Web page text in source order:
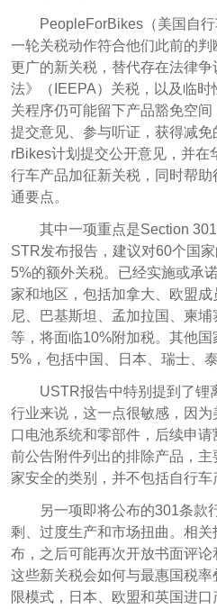
PeopleForBikes（美国自
一轮关税动作符合他们此前的
更广的新关税，替代存在法律
法》（IEEPA）关税，以及临
关程序仍可能留下产品豁免空
提交意见、参与听证，获得减
rBikes计划提交公开意见，并在
行车产品加征新关税，同时帮
通要点。
其中一项重点是Section
STR发布报告，建议对60个国
5%的额外关税。已经实施或承
家和地区，包括加拿大、欧盟
尼、巴基斯坦、孟加拉国、柬
等，将面临10%附加税。其他
5%，包括中国、日本、瑞士、
USTR报告中特别提到了锂
行业来说，这一点很敏感，因
口电池系统和零部件，后续申
前公告附件列出的排除产品，
家安全的类别，并不包括自行车
另一项即将公布的301条款
剩、过度生产和市场扭曲。相
布，之后可能再次开放书面评
这些新关税会如何与最惠国税
限模式，日本、欧盟和英国进口